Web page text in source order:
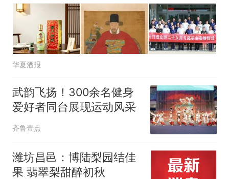
华夏酒报
武韵飞扬！300余名健身
爱好者同台展现运动风采
齐鲁壹点
潍坊昌邑：博陆梨园结佳
果 翡翠梨甜醉初秋